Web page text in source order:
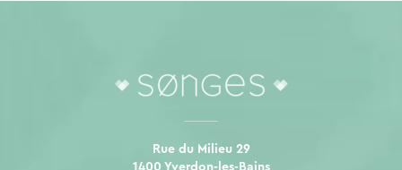
Rue du Milieu 29
1400 Yverdon-les-Bains